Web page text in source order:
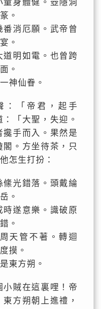
身體健。壺隱洞
。
消厄願。武帝曾
。
明如電。也曾跨
。
神仙眷。
：「帝君，起手
「大聖，失迎。
手而入。果然是
閣。方坐待茶，只
怎生打扮：
絛光錯落。頭戴綸
。
遂意樂。識破原
。
天管不著。轉迴
摸。
東方朔。
賊在這裏哩！帝
方朔朝上進禮，